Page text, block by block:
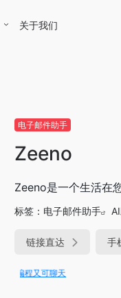
关于我们
电子邮件助手
Zeeno
Zeeno是一个生活在
标签： 电子邮件助手
链接直达 手
聊天